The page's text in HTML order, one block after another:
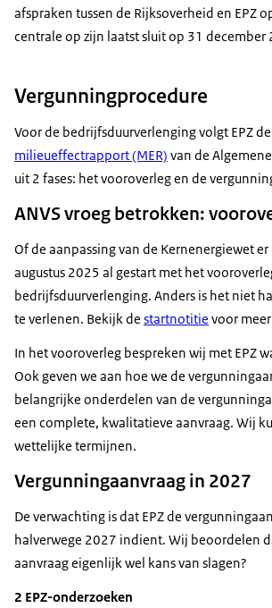
afspraken tussen de Rijksoverheid en EPZ
centrale op zijn laatst sluit op 31 december
Vergunningprocedure
Voor de bedrijfsduurverlenging volgt EPZ de
milieueffectrapport (MER) van de
uit 2 fases: het vooroverleg en de
ANVS vroeg betrokken:
Of de aanpassing van de Kernenergiewet
augustus 2025 al gestart met het
bedrijfsduurverlenging. Anders is het niet
te verlenen. Bekijk de startnotitie voor
In het vooroverleg bespreken wij met EPZ
Ook geven we aan hoe we de
belangrijke onderdelen van de
een complete, kwalitatieve aanvraag. Wij
wettelijke termijnen.
Vergunningaanvraag in 2027
De verwachting is dat EPZ de
halverwege 2027 indient. Wij beoordelen
aanvraag eigenlijk wel kans van slagen?
2 EPZ-onderzoeken